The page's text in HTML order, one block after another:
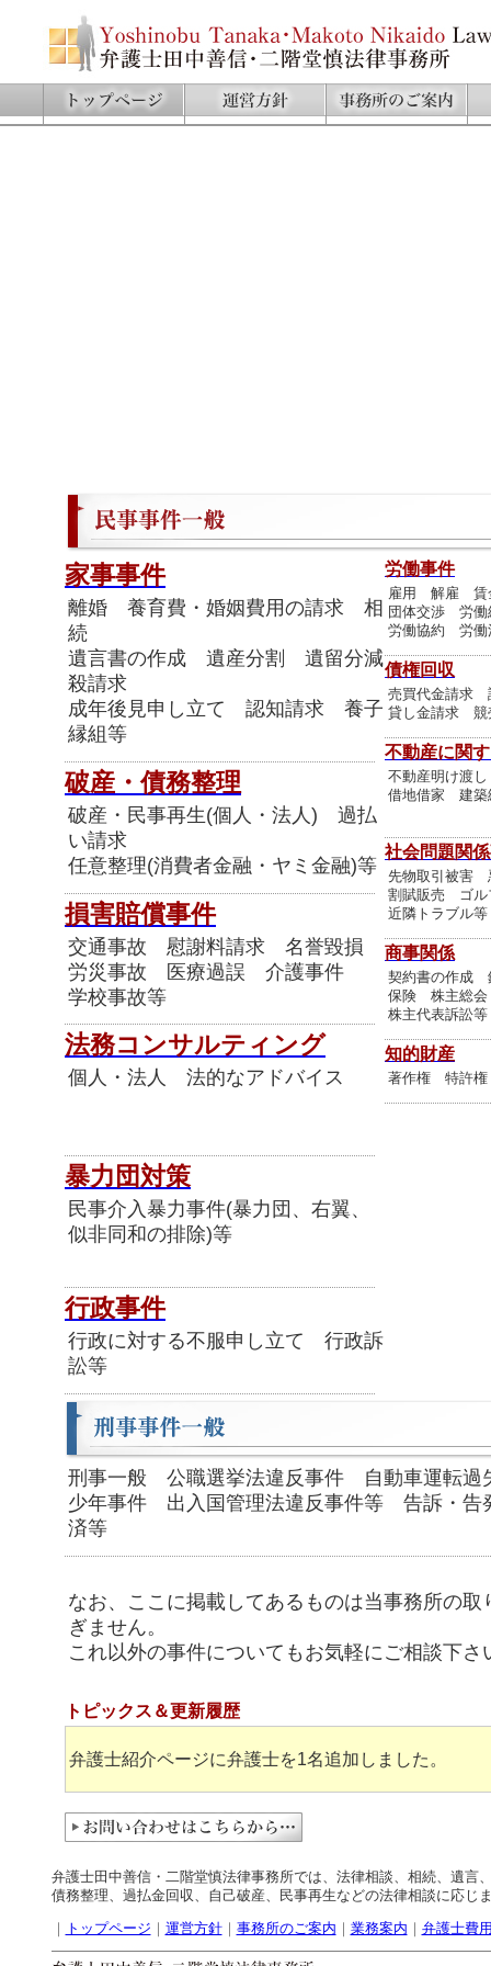
家事事件
離婚 養育費・婚姻費用の請求 相
続
遺言書の作成 遺産分割 遺留分減
殺請求
成年後見申し立て 認知請求 養子
縁組等
破産・債務整理
破産・民事再生(個人・法人) 過払
い請求
任意整理(消費者金融・ヤミ金融)等
損害賠償事件
交通事故 慰謝料請求 名誉毀損
労災事故 医療過誤 介護事件
学校事故等
法務コンサルティング
個人・法人 法的なアドバイス
暴力団対策
民事介入暴力事件(暴力団、右翼、
似非同和の排除)等
行政事件
行政に対する不服申し立て 行政訴
訟等
労働事件
雇用 解雇 賃
団体交渉 労
労働協約 労働
債権回収
売買代金請求
貸し金請求 競
不動産に関
不動産明け渡
借地借家 建
社会問題関
先物取引被害
割賦販売 ゴル
近隣トラブル等
商事関係
契約書の作成
保険 株主総
株主代表訴訟等
知的財産
著作権 特許
刑事一般 公職選挙法違反事件 自動車運転過
少年事件 出入国管理法違反事件等 告訴・
済等
なお、ここに掲載してあるものは当事務所の
ぎません。
これ以外の事件についてもお気軽にご相談下さ
トピックス＆更新履歴
弁護士紹介ページに弁護士を1名追加しました。
弁護士田中善信・二階堂慎法律事務所では、法律相談、相続、遺
債務整理、過払金回収、自己破産、民事再生などの法律相談に応じ
｜
トップページ ｜ 運営方針｜ 事務所のご案内 ｜ 業務案内 ｜ 弁護士費